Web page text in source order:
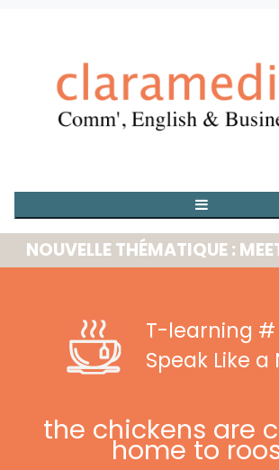
THÉMATIQUE :
T-learning #
Speak Like a
the chickens are
home to